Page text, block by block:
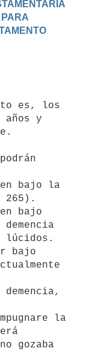
años y
bajo la
lúcidos.
gozaba